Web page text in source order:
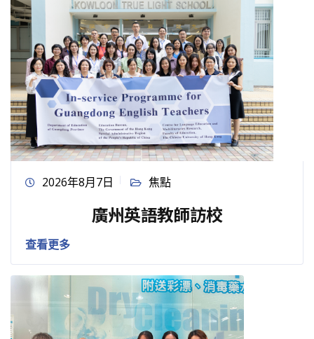
2026年8月7日 焦點
廣州英語教師訪校
查看更多